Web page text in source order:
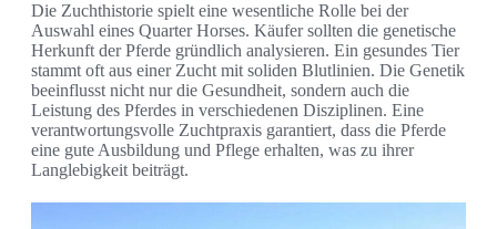
Die Zuchthistorie spielt eine wesentliche Rolle bei der
Auswahl eines Quarter Horses. Käufer sollten die genetische
Herkunft der Pferde gründlich analysieren. Ein gesundes Tier
stammt oft aus einer Zucht mit soliden Blutlinien. Die Genetik
beeinflusst nicht nur die Gesundheit, sondern auch die
Leistung des Pferdes in verschiedenen Disziplinen. Eine
verantwortungsvolle Zuchtpraxis garantiert, dass die Pferde
eine gute Ausbildung und Pflege erhalten, was zu ihrer
Langlebigkeit beiträgt.